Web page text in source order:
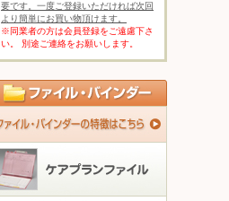
要です。一度ご登録いただければ次回
より簡単にお買い物頂けます。
※同業者の方は会員登録をご遠慮下さ
い。 別途ご連絡をお願いします。